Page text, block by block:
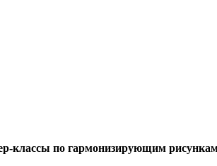
классы по гармонизирующим